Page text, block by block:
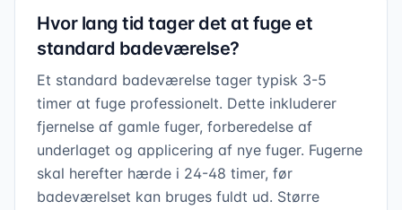
Hvor lang tid tager det at fuge et
standard badeværelse?
Et standard badeværelse tager typisk 3-5
timer at fuge professionelt. Dette inkluderer
fjernelse af gamle fuger, forberedelse af
underlaget og applicering af nye fuger. Fugerne
skal herefter hærde i 24-48 timer, før
badeværelset kan bruges fuldt ud. Større